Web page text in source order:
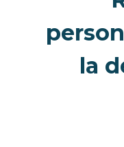
la